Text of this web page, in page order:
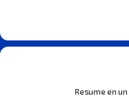
Resume en